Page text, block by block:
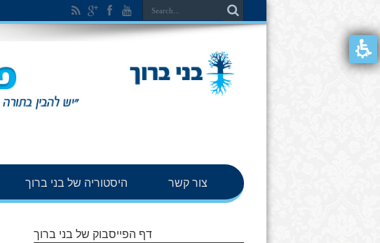
היסטוריה של בני ברוך צור קשר
דף הפייסבוק של בני ברוך